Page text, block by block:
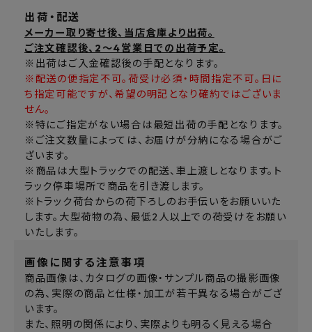
出荷・配送
メーカー取り寄せ後、当店倉庫より出荷。
ご注文確認後、2～4営業日での出荷予定。
※出荷はご入金確認後の手配となります。
※配送の便指定不可。荷受け必須・時間指定不可。日に
ち指定可能ですが、希望の明記となり確約ではございま
せん。
※特にご指定がない場合は最短出荷の手配となります。
※ご注文数量によっては、お届けが分納になる場合がご
ざいます。
※商品は大型トラックでの配送、車上渡しとなります。ト
ラック停車場所で商品を引き渡します。
※トラック荷台からの荷下ろしのお手伝いをお願いいた
します。大型荷物の為、最低2人以上での荷受けをお願い
いたします。
画像に関する注意事項
商品画像は、カタログの画像・サンプル商品の撮影画像
の為、実際の商品と仕様・加工が若干異なる場合がござ
います。
また、照明の関係により、実際よりも明るく見える場合